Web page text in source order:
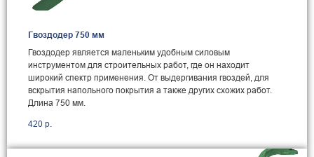
Гвоздодер 750 мм
Гвоздодер является маленьким удобным силовым
инструментом для строительных работ, где он находит
широкий спектр применения. От выдергивания гвоздей, для
вскрытия напольного покрытия а также других схожих работ.
Длина 750 мм.
420 р.